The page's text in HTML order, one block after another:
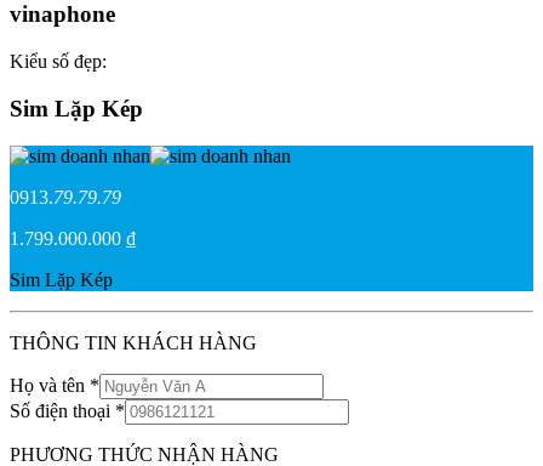
vinaphone
Kiểu số đẹp:
Sim Lặp Kép
0913.79.79.79
1.799.000.000 ₫
Sim Lặp Kép
THÔNG TIN KHÁCH HÀNG
Họ và tên *
Số điện thoại *
PHƯƠNG THỨC NHẬN HÀNG